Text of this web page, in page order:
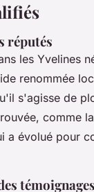
réputés
les Yvelines
renommée
s'agisse de
comme
a évolué pour